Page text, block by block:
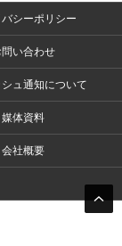
シーポリシー
問い合わせ
ュ通知について
媒体資料
会社概要